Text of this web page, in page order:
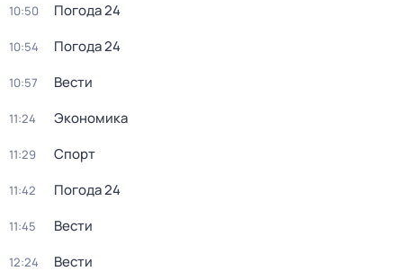
10:50 Погода 24
10:54 Погода 24
10:57 Вести
11:24 Экономика
11:29 Спорт
11:42 Погода 24
11:45 Вести
12:24 Вести